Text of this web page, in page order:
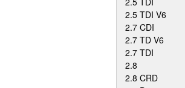
2.5 TDI V6
2.7 CDI
2.7 TD V6
2.7 TDI
2.8
2.8 CRD